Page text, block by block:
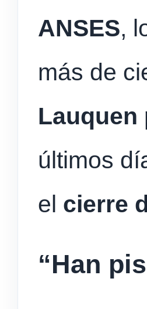
ANSES,
más de
Lauquen
últimos
el cierre
“Han